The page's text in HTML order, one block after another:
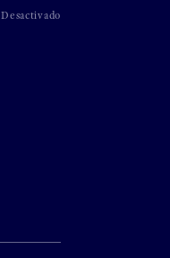
Desactivado